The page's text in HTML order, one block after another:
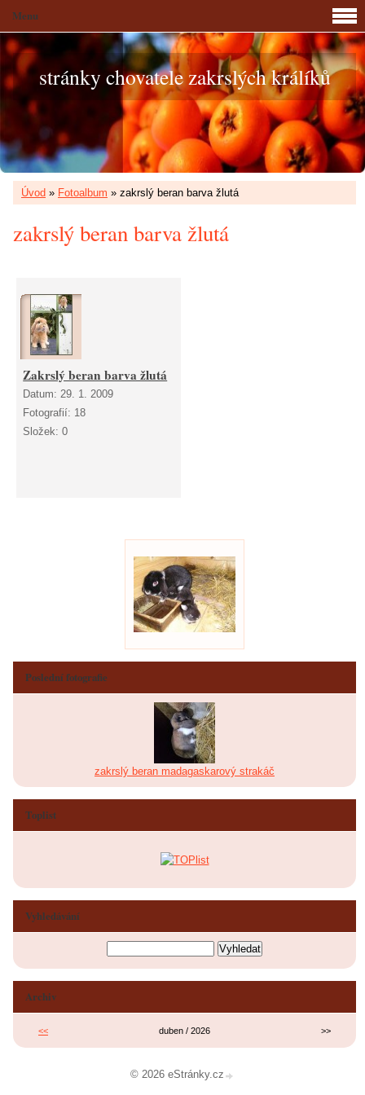
stránky chovatele zakrslých králíků
Úvod » Fotoalbum » zakrslý beran barva žlutá
zakrslý beran barva žlutá
Zakrslý beran barva žlutá
Datum:29. 1. 2009
Fotografií: 18
Složek:0
Menu
Poslední fotografie
zakrslý beran madagaskarový strakáč
Toplist
Vyhledávání
Archiv
<< duben / 2026 >>
© 2026 eStránky.cz